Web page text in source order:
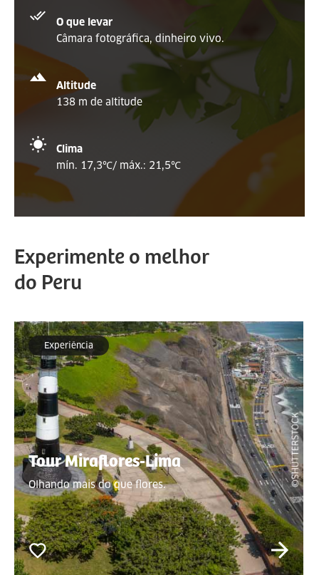
O que levar
Câmara fotográfica, dinheiro vivo.
Altitude
138 m de altitude
Clima
mín. 17,3℃/ máx.: 21,5℃
Experimente o melhor
do Peru
Experiência
Tour Miraflores-Lima
Olhando mais do que flores.